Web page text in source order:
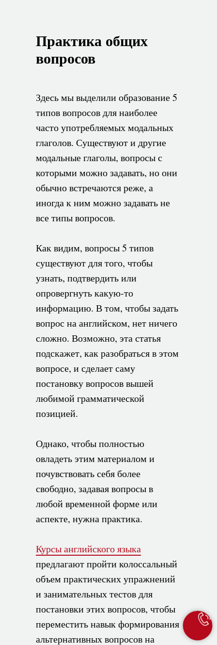
Практика общих
вопросов
Здесь мы выделили образование 5
типов вопросов для наиболее
часто употребляемых модальных
глаголов. Существуют и другие
модальные глаголы, вопросы с
которыми можно задавать, но они
обычно встречаются реже, а
иногда к ним можно задавать не
все типы вопросов.
Как видим, вопросы 5 типов
существуют для того, чтобы
узнать, подтвердить или
опровергнуть какую-то
информацию. В том, чтобы задать
вопрос на английском, нет ничего
сложно. Возможно, эта статья
подскажет, как разобраться в этом
вопросе, и сделает саму
постановку вопросов вышей
любимой грамматической
позицией.
Однако, чтобы полностью
овладеть этим материалом и
почувствовать себя более
свободно, задавая вопросы в
любой временной форме или
аспекте, нужна практика.
Курсы английского языка
предлагают пройти колоссальный
объем практических упражнений
и занимательных тестов для
постановки этих вопросов, чтобы
переместить навык формирования
альтернативных вопросов на